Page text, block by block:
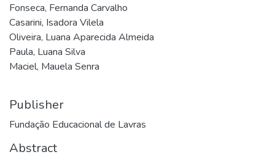
Fonseca, Fernanda Carvalho
Casarini, Isadora Vilela
Oliveira, Luana Aparecida Almeida
Paula, Luana Silva
Maciel, Mauela Senra
Publisher
Fundação Educacional de Lavras
Abstract